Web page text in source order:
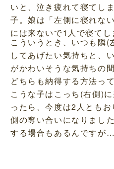
いと、泣き疲れて寝てし
子。娘は「左側に寝れな
には来ないで1人で寝てし
こういうとき、いつも隣
してあげたい気持ちと、
がかわいそうな気持ちの
どちらも納得する方法っ
こうな子はこっち(右側)
ったら、今度は2人とも
側の奪い合いになりまし
する場合もあるんですが…